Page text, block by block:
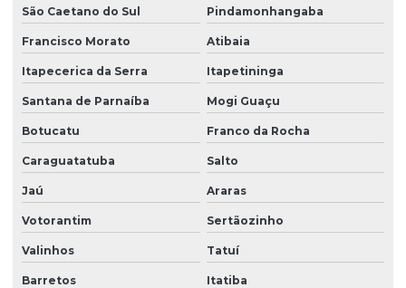
Empresa terceirizada de limpeza
Empresa terceirizada portaria
Empresa de zeladoria e portaria
Empresas de limpeza zeladoria
Empresas de portaria virtual
Facilities limpeza
Facilities serviços
São Caetano do Sul Pindamonhangaba
Francisco Morato Atibaia
Itapecerica da Serra Itapetininga
Santana de Parnaíba Mogi Guaçu
Botucatu Franco da Rocha
Caraguatatuba Salto
Jaú Araras
Votorantim Sertãozinho
Valinhos Tatuí
Barretos Itatiba